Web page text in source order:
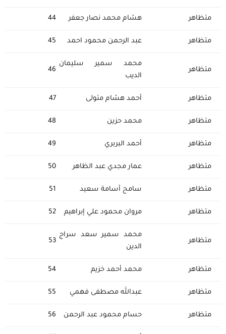
متظاهر هشام محمد نصار جعفر 44
متظاهر عبد الرحمن محمود احمد 45
متظاهر
محمد سمير سليمان
الديب
46
متظاهر أحمد هشام متولى 47
متظاهر محمد حزين 48
متظاهر أحمد البربري 49
متظاهر عمار مجدي عبد الظاهر 50
متظاهر سامح أسامة سعيد 51
متظاهر مروان محمود علي إبراهيم 52
متظاهر
محمد سمير سعد سراج
الدين
53
متظاهر محمد أحمد خزيم 54
متظاهر عبدالله مصطفى فهمي 55
متظاهر حسام محمود عبد الرحمن 56